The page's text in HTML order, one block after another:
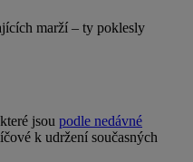
marží – ty poklesly
jsou podle nedávné
k udržení současných